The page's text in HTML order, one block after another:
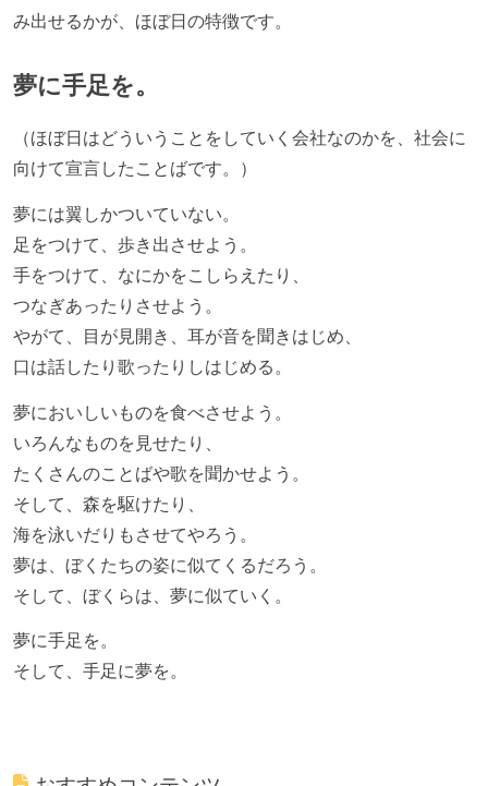
み出せるかが、ほぼ日の特徴です。
夢に手足を。
（ほぼ日はどういうことをしていく会社なのかを、社会に
向けて宣言したことばです。）
夢には翼しかついていない。
足をつけて、歩き出させよう。
手をつけて、なにかをこしらえたり、
つなぎあったりさせよう。
やがて、目が見開き、耳が音を聞きはじめ、
口は話したり歌ったりしはじめる。
夢においしいものを食べさせよう。
いろんなものを見せたり、
たくさんのことばや歌を聞かせよう。
そして、森を駆けたり、
海を泳いだりもさせてやろう。
夢は、ぼくたちの姿に似てくるだろう。
そして、ぼくらは、夢に似ていく。
夢に手足を。
そして、手足に夢を。